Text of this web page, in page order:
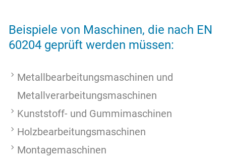
Beispiele von Maschinen, die nach EN
60204 geprüft werden müssen:
Metallbearbeitungsmaschinen und
Metallverarbeitungsmaschinen
Kunststoff- und Gummimaschinen
Holzbearbeitungsmaschinen
Montagemaschinen